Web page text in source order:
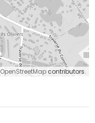
OpenStreetMapcontributors.